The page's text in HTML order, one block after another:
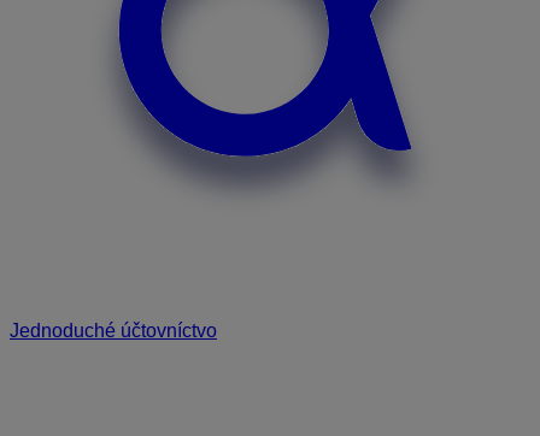
Jednoduché účtovníctvo